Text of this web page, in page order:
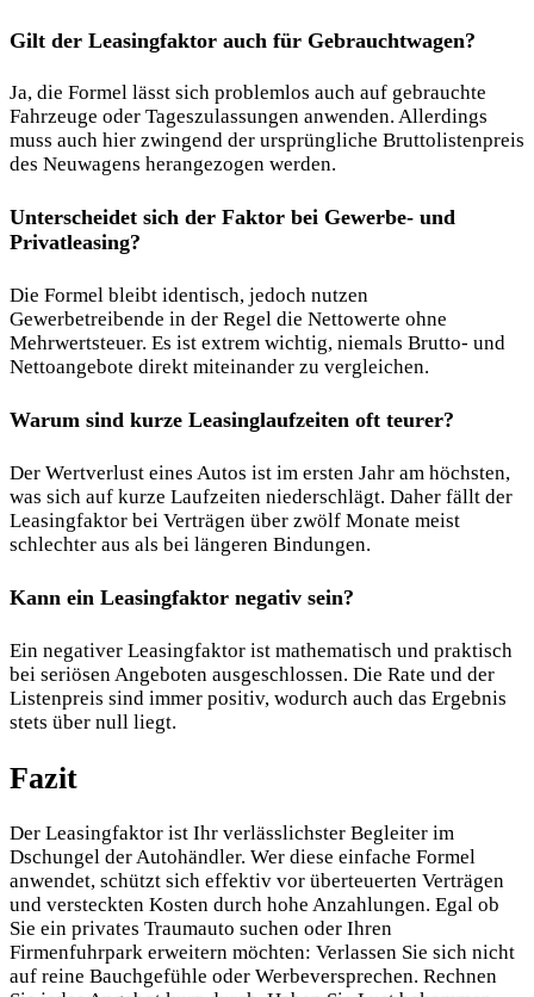
Gilt der Leasingfaktor auch für Gebrauchtwagen?
Ja, die Formel lässt sich problemlos auch auf gebrauchte
Fahrzeuge oder Tageszulassungen anwenden. Allerdings
muss auch hier zwingend der ursprüngliche Bruttolistenpreis
des Neuwagens herangezogen werden.
Unterscheidet sich der Faktor bei Gewerbe- und
Privatleasing?
Die Formel bleibt identisch, jedoch nutzen
Gewerbetreibende in der Regel die Nettowerte ohne
Mehrwertsteuer. Es ist extrem wichtig, niemals Brutto- und
Nettoangebote direkt miteinander zu vergleichen.
Warum sind kurze Leasinglaufzeiten oft teurer?
Der Wertverlust eines Autos ist im ersten Jahr am höchsten,
was sich auf kurze Laufzeiten niederschlägt. Daher fällt der
Leasingfaktor bei Verträgen über zwölf Monate meist
schlechter aus als bei längeren Bindungen.
Kann ein Leasingfaktor negativ sein?
Ein negativer Leasingfaktor ist mathematisch und praktisch
bei seriösen Angeboten ausgeschlossen. Die Rate und der
Listenpreis sind immer positiv, wodurch auch das Ergebnis
stets über null liegt.
Fazit
Der Leasingfaktor ist Ihr verlässlichster Begleiter im
Dschungel der Autohändler. Wer diese einfache Formel
anwendet, schützt sich effektiv vor überteuerten Verträgen
und versteckten Kosten durch hohe Anzahlungen. Egal ob
Sie ein privates Traumauto suchen oder Ihren
Firmenfuhrpark erweitern möchten: Verlassen Sie sich nicht
auf reine Bauchgefühle oder Werbeversprechen. Rechnen